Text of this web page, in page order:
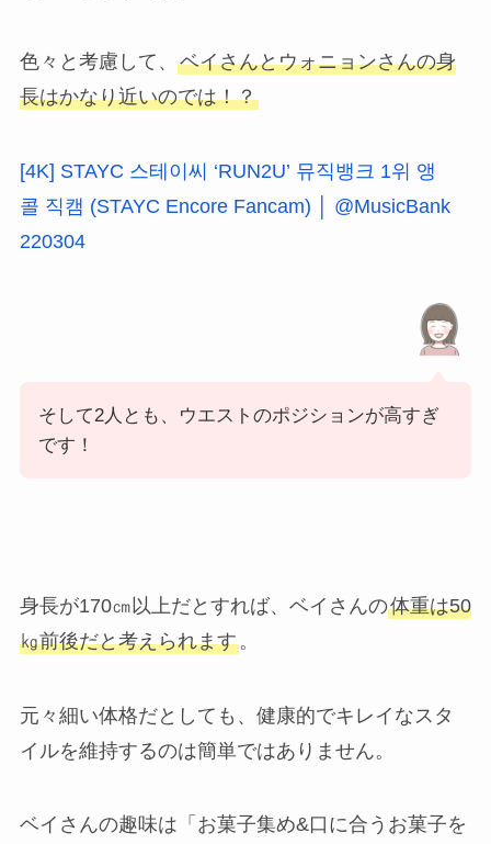
色々と考慮して、 ベイさんとウォニョンさんの身
長はかなり近いのでは！？
[4K] STAYC 스테이씨 ‘RUN2U’ 뮤직뱅크 1위 앵
콜 직캠 (STAYC Encore Fancam) │ @MusicBank
220304
そして2人とも、ウエストのポジションが高すぎ
です！
身長が170㎝以上だとすれば、ベイさんの体重は50
㎏前後だと考えられます。
元々細い体格だとしても、健康的でキレイなスタ
イルを維持するのは簡単ではありません。
ベイさんの趣味は「お菓子集め&口に合うお菓子を